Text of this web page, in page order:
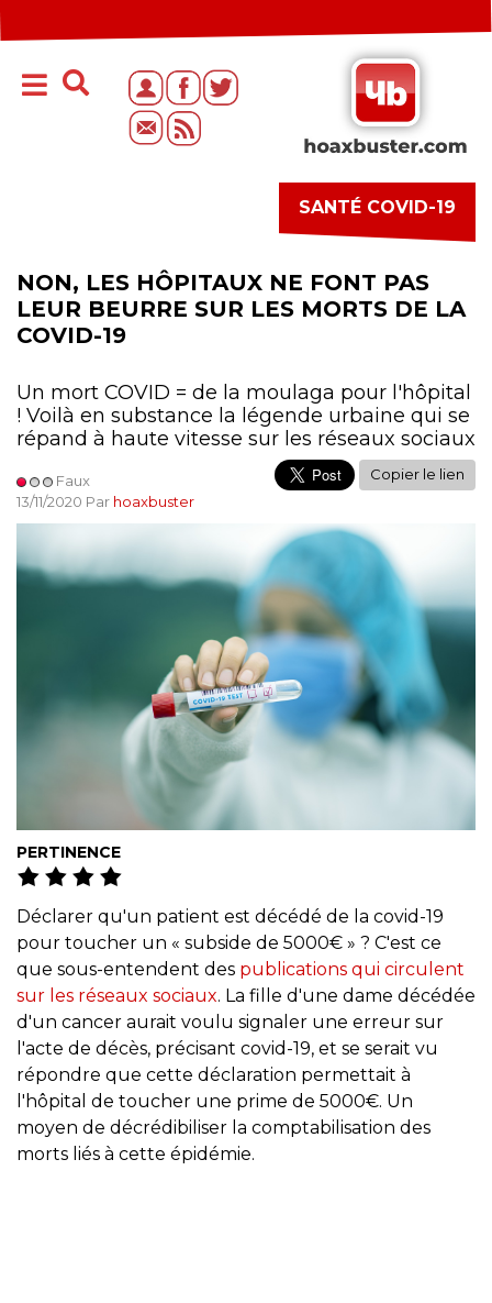
SANTÉ COVID-19
NON, LES HÔPITAUX NE FONT PAS
LEUR BEURRE SUR LES MORTS DE LA
COVID-19
Un mort COVID = de la moulaga pour l'hôpital
! Voilà en substance la légende urbaine qui se
répand à haute vitesse sur les réseaux sociaux
Faux
13/11/2020 Par hoaxbuster
Copier le lien
PERTINENCE
Déclarer qu'un patient est décédé de la covid-19
pour toucher un « subside de 5000€ » ? C'est ce
que sous-entendent des publications qui circulent
sur les réseaux sociaux. La fille d'une dame décédée
d'un cancer aurait voulu signaler une erreur sur
l'acte de décès, précisant covid-19, et se serait vu
répondre que cette déclaration permettait à
l'hôpital de toucher une prime de 5000€. Un
moyen de décrédibiliser la comptabilisation des
morts liés à cette épidémie.